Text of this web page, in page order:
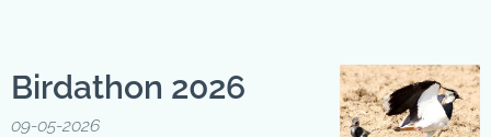
Birdathon 2026
09-05-2026